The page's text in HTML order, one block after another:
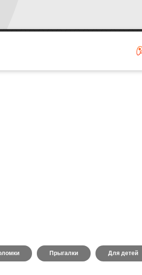
Прыгалки Для детей